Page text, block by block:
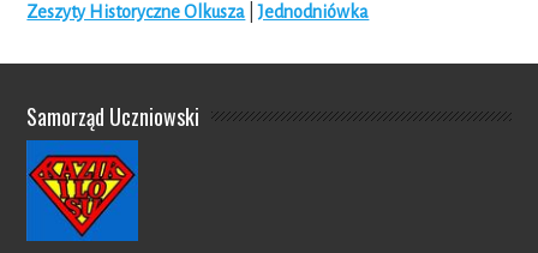
Zeszyty Historyczne Olkusza |Jednodniówka
Samorząd Uczniowski